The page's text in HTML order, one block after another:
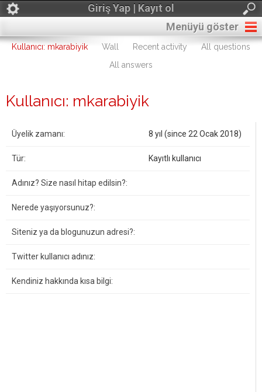
Giriş Yap | Kayıt ol
Menüyü göster
Kullanıcı: mkarabiyik Wall Recent activity
All questions
All answers
Kullanıcı: mkarabiyik
Üyelik zamanı: 8 yıl (since 22 Ocak 2018)
Tür: Kayıtlı kullanıcı
Adınız? Size nasıl hitap edilsin?:
Nerede yaşıyorsunuz?:
Siteniz ya da blogunuzun adresi?:
Twitter kullanıcı adınız:
Kendiniz hakkında kısa bilgi: